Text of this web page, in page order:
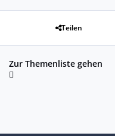
Teilen
Zur Themenliste gehen